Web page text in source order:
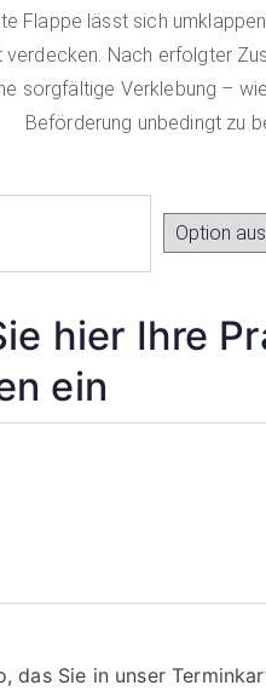
Flappe lässt sich
Nach erfolgter
sorgfältige Verklebung –
Beförderung unbedingt zu
hier Ihre
ein
das Sie in unser